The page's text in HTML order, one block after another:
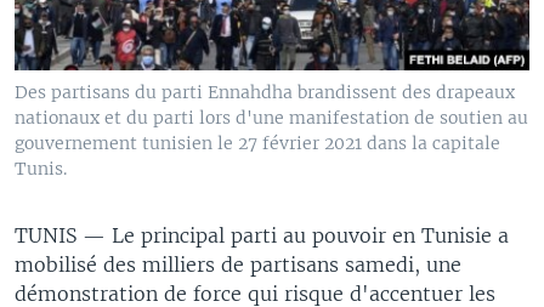
Des partisans du parti Ennahdha brandissent des drapeaux
nationaux et du parti lors d'une manifestation de soutien au
gouvernement tunisien le 27 février 2021 dans la capitale
Tunis.
TUNIS — Le principal parti au pouvoir en Tunisie a
mobilisé des milliers de partisans samedi, une
démonstration de force qui risque d'accentuer les